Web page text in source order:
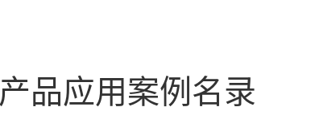
产品应用案例名录